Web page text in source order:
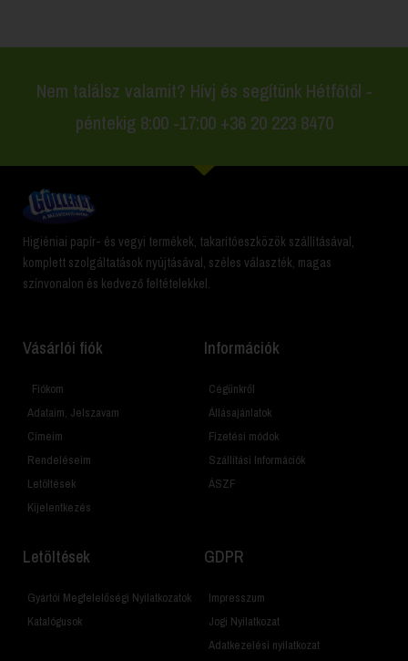
Nem találsz valamit? Hívj és segítünk Hétfőtől -
péntekig 8:00 -17:00 +36 20 223 8470
Higiéniai papír- és vegyi termékek, takarítóeszközök szállításával,
komplett szolgáltatások nyújtásával, széles választék, magas
színvonalon és kedvező feltételekkel.
Vásárlói fiók
Fiókom
Adataim, Jelszavam
Címeim
Rendeléseim
Letöltések
Kijelentkezés
Információk
Cégünkről
Állásajánlatok
Fizetési módok
Szállítási Információk
ÁSZF
Letöltések
Gyártói Megfelelőségi Nyilatkozatok
Katalógusok
GDPR
Impresszum
Jogi Nyilatkozat
Adatkezelési nyilatkozat